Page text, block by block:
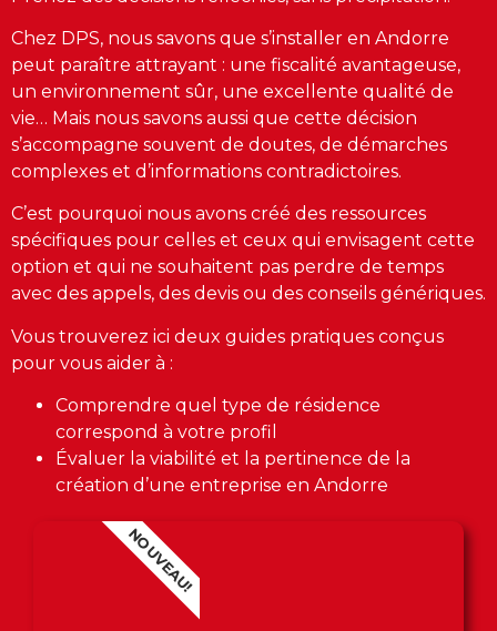
Chez DPS, nous savons que s’installer en Andorre
peut paraître attrayant : une fiscalité avantageuse,
un environnement sûr, une excellente qualité de
vie… Mais nous savons aussi que cette décision
s’accompagne souvent de doutes, de démarches
complexes et d’informations contradictoires.
C’est pourquoi nous avons créé des ressources
spécifiques pour celles et ceux qui envisagent cette
option et qui ne souhaitent pas perdre de temps
avec des appels, des devis ou des conseils génériques.
Vous trouverez ici deux guides pratiques conçus
pour vous aider à :
Comprendre quel type de résidence
correspond à votre profil
Évaluer la viabilité et la pertinence de la
création d’une entreprise en Andorre
NOUVEAU!